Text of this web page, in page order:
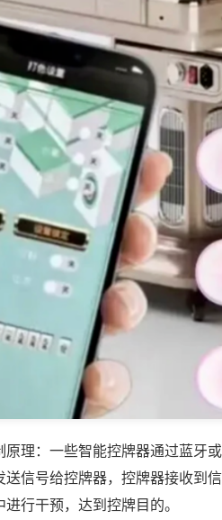
原理：一些智能控牌器通过蓝牙
送信号给控牌器，控牌器接收到
行干预，达到控牌目的。